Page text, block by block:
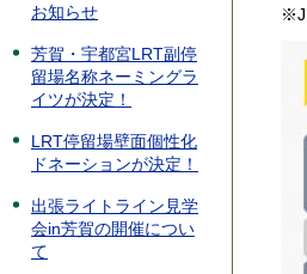
お知らせ
芳賀・宇都宮LRT副停
留場名称ネーミングラ
イツが決定！
LRT停留場壁面個性化
ドネーションが決定！
出張ライトライン見学
会in芳賀の開催につい
て